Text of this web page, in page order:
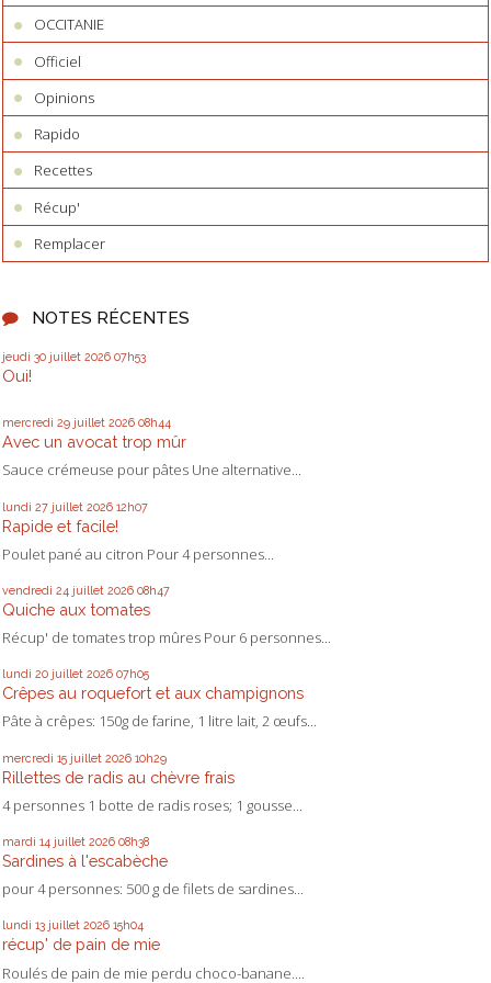
OCCITANIE
Officiel
Opinions
Rapido
Recettes
Récup'
Remplacer
NOTES RÉCENTES
jeudi 30 juillet 2026 07h53
Oui!
mercredi 29 juillet 2026 08h44
Avec un avocat trop mûr
Sauce crémeuse pour pâtes Une alternative...
lundi 27 juillet 2026 12h07
Rapide et facile!
Poulet pané au citron Pour 4 personnes...
vendredi 24 juillet 2026 08h47
Quiche aux tomates
Récup' de tomates trop mûres Pour 6 personnes...
lundi 20 juillet 2026 07h05
Crêpes au roquefort et aux champignons
Pâte à crêpes: 150g de farine, 1 litre lait, 2 œufs...
mercredi 15 juillet 2026 10h29
Rillettes de radis au chèvre frais
4 personnes 1 botte de radis roses; 1 gousse...
mardi 14 juillet 2026 08h38
Sardines à l'escabèche
pour 4 personnes: 500 g de filets de sardines...
lundi 13 juillet 2026 15h04
récup' de pain de mie
Roulés de pain de mie perdu choco-banane....